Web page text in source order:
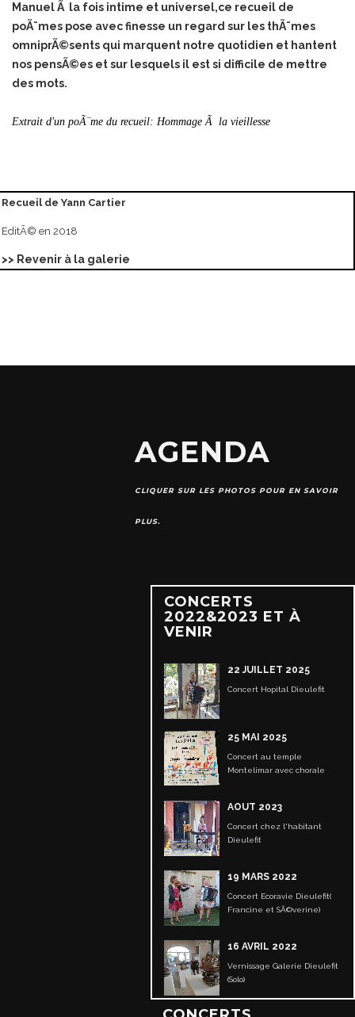
Manuel Ã la fois intime et universel,ce recueil de
poÃ¨mes pose avec finesse un regard sur les thÃ¨mes
omniprÃ©sents qui marquent notre quotidien et hantent
nos pensÃ©es et sur lesquels il est si difficile de mettre
des mots.
Extrait d'un poÃ¨me du recueil: Hommage Ã la vieillesse
Recueil de Yann Cartier
EditÃ© en 2018
>> Revenir à la galerie
AGENDA
CLIQUER SUR LES PHOTOS POUR EN SAVOIR
PLUS.
CONCERTS
2022&2023 ET À
VENIR
22 JUILLET 2025
Concert Hopital Dieulefit
25 MAI 2025
Concert au temple
Montelimar avec chorale
AOUT 2023
Concert chez l'habitant
Dieulefit
19 MARS 2022
Concert Ecoravie Dieulefit(
Francine et SÃ©verine)
16 AVRIL 2022
Vernissage Galerie Dieulefit
(Solo)